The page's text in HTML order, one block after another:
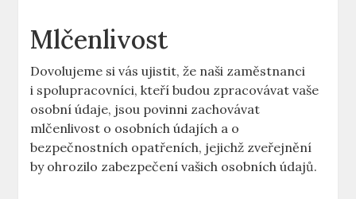
Mlčenlivost
Dovolujeme si vás ujistit, že naši zaměstnanci
i spolupracovníci, kteří budou zpracovávat vaše
osobní údaje, jsou povinni zachovávat
mlčenlivost o osobních údajích a o
bezpečnostních opatřeních, jejichž zveřejnění
by ohrozilo zabezpečení vašich osobních údajů.